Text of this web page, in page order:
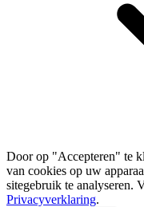
Door op "Accepteren" te
van cookies op uw
sitegebruik te analyseren.
Privacyverklaring.